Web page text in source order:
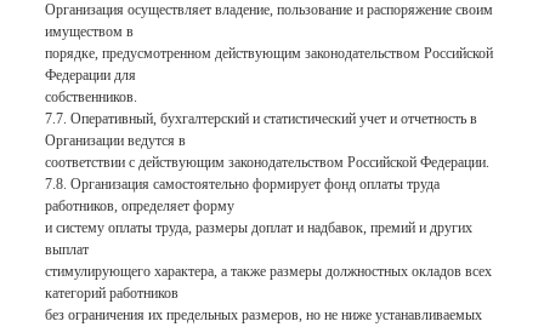
Организация осуществляет владение, пользование и распоряжение своим
имуществом в
порядке, предусмотренном действующим законодательством Российской
Федерации для
собственников.
7.7. Оперативный, бухгалтерский и статистический учет и отчетность в
Организации ведутся в
соответствии с действующим законодательством Российской Федерации.
7.8. Организация самостоятельно формирует фонд оплаты труда
работников, определяет форму
и систему оплаты труда, размеры доплат и надбавок, премий и других
выплат
стимулирующего характера, а также размеры должностных окладов всех
категорий работников
без ограничения их предельных размеров, но не ниже устанавливаемых